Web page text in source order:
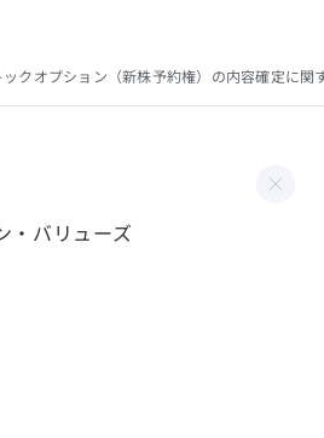
ックオプション（新株予約権）の内容確定に関
・バリューズ